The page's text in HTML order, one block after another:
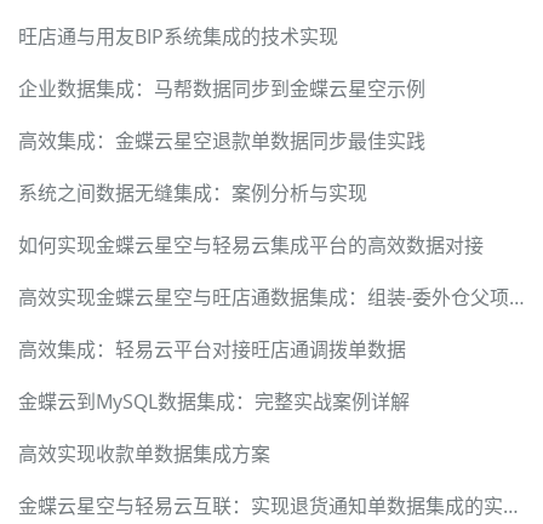
旺店通与用友BIP系统集成的技术实现
企业数据集成：马帮数据同步到金蝶云星空示例
高效集成：金蝶云星空退款单数据同步最佳实践
系统之间数据无缝集成：案例分析与实现
如何实现金蝶云星空与轻易云集成平台的高效数据对接
高效实现金蝶云星空与旺店通数据集成：组装-委外仓父项入库的解决方案
高效集成：轻易云平台对接旺店通调拨单数据
金蝶云到MySQL数据集成：完整实战案例详解
高效实现收款单数据集成方案
金蝶云星空与轻易云互联：实现退货通知单数据集成的实战案例